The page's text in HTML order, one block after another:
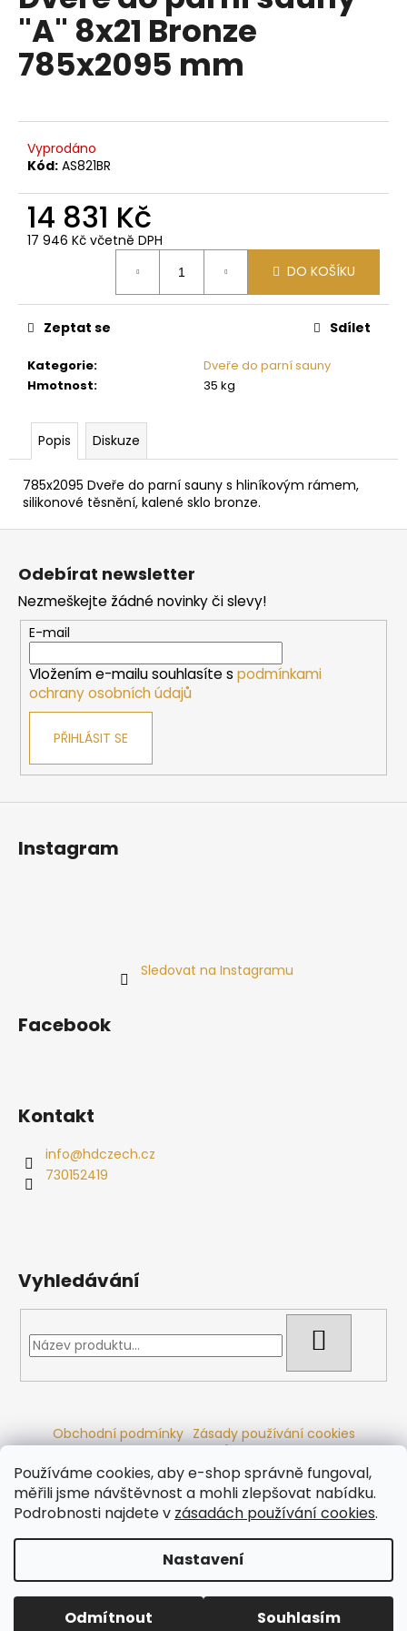
Používáme cookies, aby e-shop správně fungoval,
měřili jsme návštěvnost a mohli zlepšovat nabídku.
Podrobnosti najdete v zásadách používání cookies.
Nastavení
Odmítnout Souhlasím
0,0
5
hvězdiček.
"A" 8x21 Bronze
785x2095 mm
Vyprodáno
Kód: AS821BR
14 831 Kč
17 946 Kč včetně DPH
DO KOŠÍKU
Kategorie:
Dveře do parní sauny
Hmotnost: 35 kg
Zeptat se Sdílet
Popis Diskuze
785x2095 Dveře do parní sauny s hliníkovým rámem,
silikonové těsnění, kalené sklo bronze.
a
j
í
?
o
p
u
m
e
PARAFÍNOVÝ
IMPREGNAČNÍ
OLEJ
HARVIA,
500
ML
337
Kč
Z
Odebírat newsletter
Nezmeškejte žádné novinky či slevy!
E-mail
Vložením e-mailu souhlasíte s podmínkami
ochrany osobních údajů
PŘIHLÁSIT SE
Instagram
Sledovat na Instagramu
Facebook
Kontakt
info@hdczech.cz
730152419
Vyhledávání
Obchodní podmínky Zásady používání cookies
Ochrana osobních údajů Dřevěné sauny
Odstoupení od smlouvy Reklamační řád Kontakty
Koupací sudy
Radiátory
Copyright 2026Ráj saun. Všechna práva vyhrazena.
Upravit nastavení cookies